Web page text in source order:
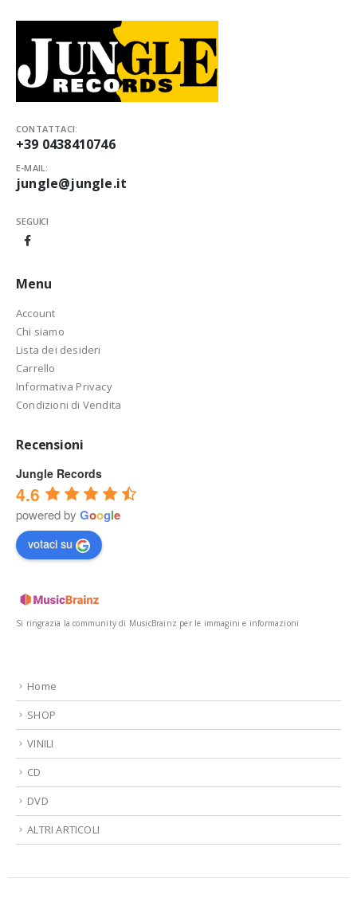
CONTATTACI:
+39 0438410746
E-MAIL:
jungle@jungle.it
SEGUICI
Menu
Account
Chi siamo
Lista dei desideri
Carrello
Informativa Privacy
Condizioni di Vendita
Recensioni
Jungle Records
4.6
powered by Google
votaci su
Si ringrazia la community di MusicBrainz per le immagini e informazioni
Home
SHOP
VINILI
CD
DVD
ALTRI ARTICOLI